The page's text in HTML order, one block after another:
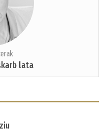
lata